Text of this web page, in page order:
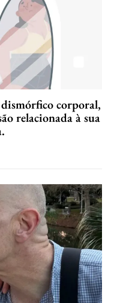
corporal,
relacionada à sua